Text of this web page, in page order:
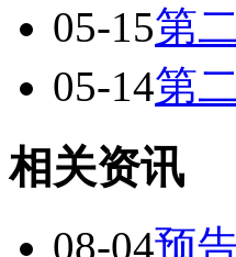
05-15第
05-14第
相关资讯
08-04预